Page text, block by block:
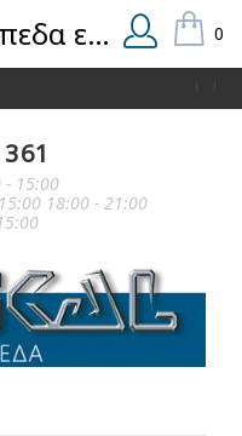
0
- 15:00
18:00 - 21:00
Κουφώματα | δάπεδα εσωτερικά και εξωτερικά | domical.gr